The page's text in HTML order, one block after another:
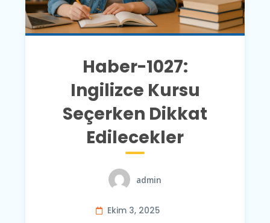
Haber-1027:
Ingilizce Kursu
Seçerken Dikkat
Edilecekler
admin
Ekim 3, 2025